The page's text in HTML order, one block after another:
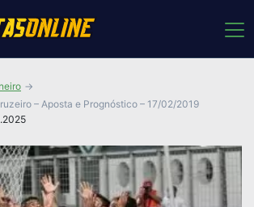
– Aposta e Prognóstico – 17/02/2019